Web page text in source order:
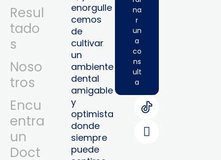
Resul
tado
s
Noso
tros
Encu
entra
un
Doct
enorgulle
cemos
de
cultivar
un
ambiente
dental
amigable
y
optimista
donde
siempre
puede
na
r
un
a
co
ns
ult
a